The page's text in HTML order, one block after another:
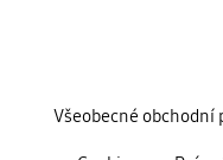
Všeobecné obchodní